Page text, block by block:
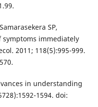
SP,
symptoms immediately
2011; 118(5):995-999.
in understanding
1594. doi: